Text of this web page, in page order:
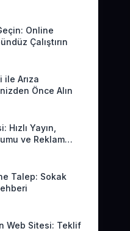
Online
Çalıştırın
ile Arıza
Önce Alın
Hızlı Yayın,
ve Reklam
Talep: Sokak
Web Sitesi: Teklif